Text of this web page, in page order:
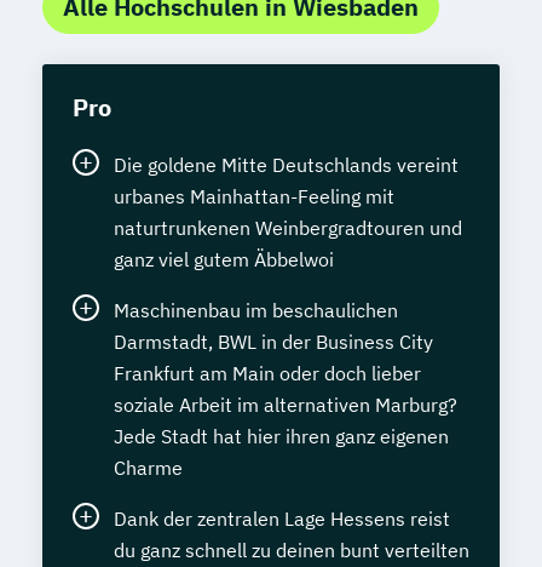
Alle Hochschulen in Wiesbaden
Pro
Die goldene Mitte Deutschlands vereint
urbanes Mainhattan-Feeling mit
naturtrunkenen Weinbergradtouren und
ganz viel gutem Äbbelwoi
Maschinenbau im beschaulichen
Darmstadt, BWL in der Business City
Frankfurt am Main oder doch lieber
soziale Arbeit im alternativen Marburg?
Jede Stadt hat hier ihren ganz eigenen
Charme
Dank der zentralen Lage Hessens reist
du ganz schnell zu deinen bunt verteilten